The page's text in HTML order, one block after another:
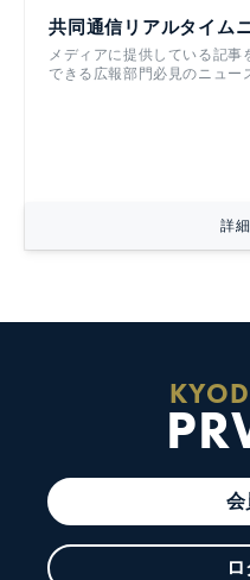
共同通信リアルタイム
メディアに提供している記事
できる広報部門必見のニュー
詳
会